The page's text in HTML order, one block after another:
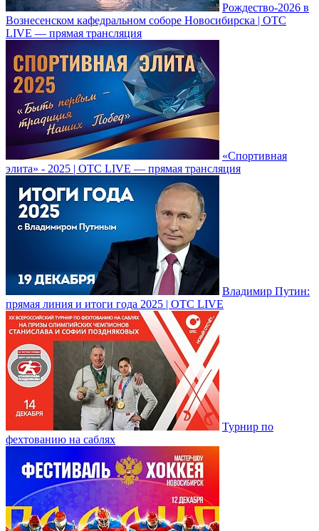
Рождество-2026 в
Вознесенском кафедральном соборе Новосибирска | ОТС
LIVE — прямая трансляция
«Спортивная
элита» - 2025 | ОТС LIVE — прямая трансляция
Владимир Путин:
прямая линия и итоги года 2025 | ОТС LIVE
Турнир по
фехтованию на саблях